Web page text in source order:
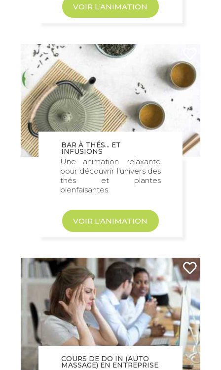
VOIR L'ANIMATION
BAR À THÉS... ET
INFUSIONS
Une animation relaxante
pour découvrir l'univers des
thés et plantes
bienfaisantes.
VOIR L'ANIMATION
COURS DE DO IN (AUTO
MASSAGE) EN ENTREPRISE